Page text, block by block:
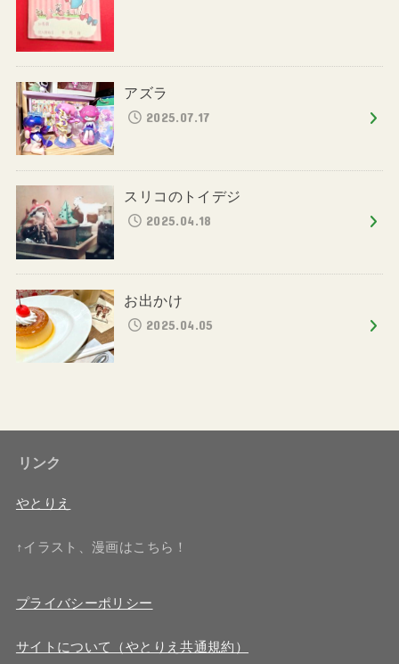
アズラ
2025.07.17
スリコのトイデジ
2025.04.18
お出かけ
2025.04.05
リンク
やとりえ
↑イラスト、漫画はこちら！
プライバシーポリシー
サイトについて（やとりえ共通規約）